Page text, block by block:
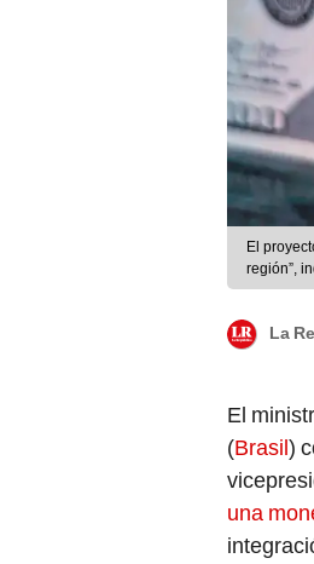
El
región”,
El
)
una